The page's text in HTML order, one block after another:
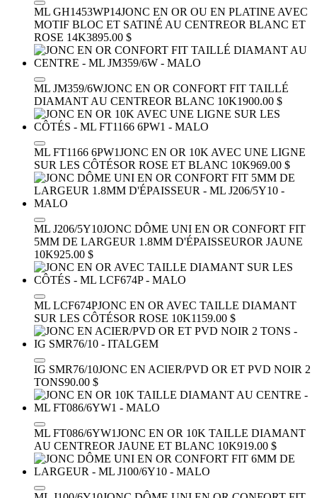
ML GH1453WP14JONC EN OR OU EN PLATINE AVEC
MOTIF BLOC ET SATINÉ AU CENTREOR BLANC ET
ROSE 14K3895.00 $
ML JM359/6WJONC EN OR CONFORT FIT TAILLÉ
DIAMANT AU CENTREOR BLANC 10K1900.00 $
ML FT1166 6PW1JONC EN OR 10K AVEC UNE LIGNE
SUR LES CÔTÉSOR ROSE ET BLANC 10K969.00 $
ML J206/5Y10JONC DÔME UNI EN OR CONFORT FIT
5MM DE LARGEUR 1.8MM D'ÉPAISSEUROR JAUNE
10K925.00 $
ML LCF674PJONC EN OR AVEC TAILLE DIAMANT
SUR LES CÔTÉSOR ROSE 10K1159.00 $
IG SMR76/10JONC EN ACIER/PVD OR ET PVD NOIR 2
TONS90.00 $
ML FT086/6YW1JONC EN OR 10K TAILLE DIAMANT
AU CENTREOR JAUNE ET BLANC 10K919.00 $